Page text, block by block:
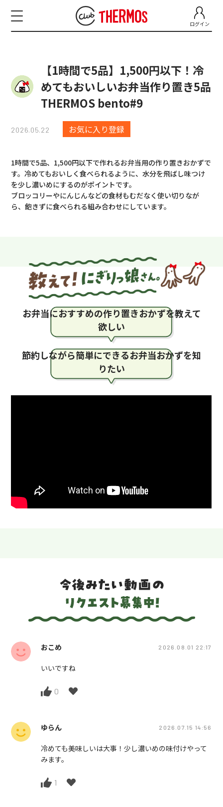
ログイン
【1時間で5品】1,500円以下！冷
めてもおいしいお弁当作り置き5品
THERMOS bento#9
2026.05.22 お気に入り登録
1時間で5品、1,500円以下で作れるお弁当用の作り置きおかずで
す。冷めてもおいしく食べられるように、水分を飛ばし味つけ
を少し濃いめにするのがポイントです。
ブロッコリーやにんじんなどの食材もむだなく使い切りなが
ら、飽きずに食べられる組み合わせにしています。
お弁当におすすめの作り置きおかずを教えて
欲しい
節約しながら簡単にできるお弁当おかずを知
りたい
おこめ 2026.08.01 22:17
いいですね
0
ゆらん 2026.07.15 14:56
冷めても美味しいは大事！少し濃いめの味付けやって
みます。
1